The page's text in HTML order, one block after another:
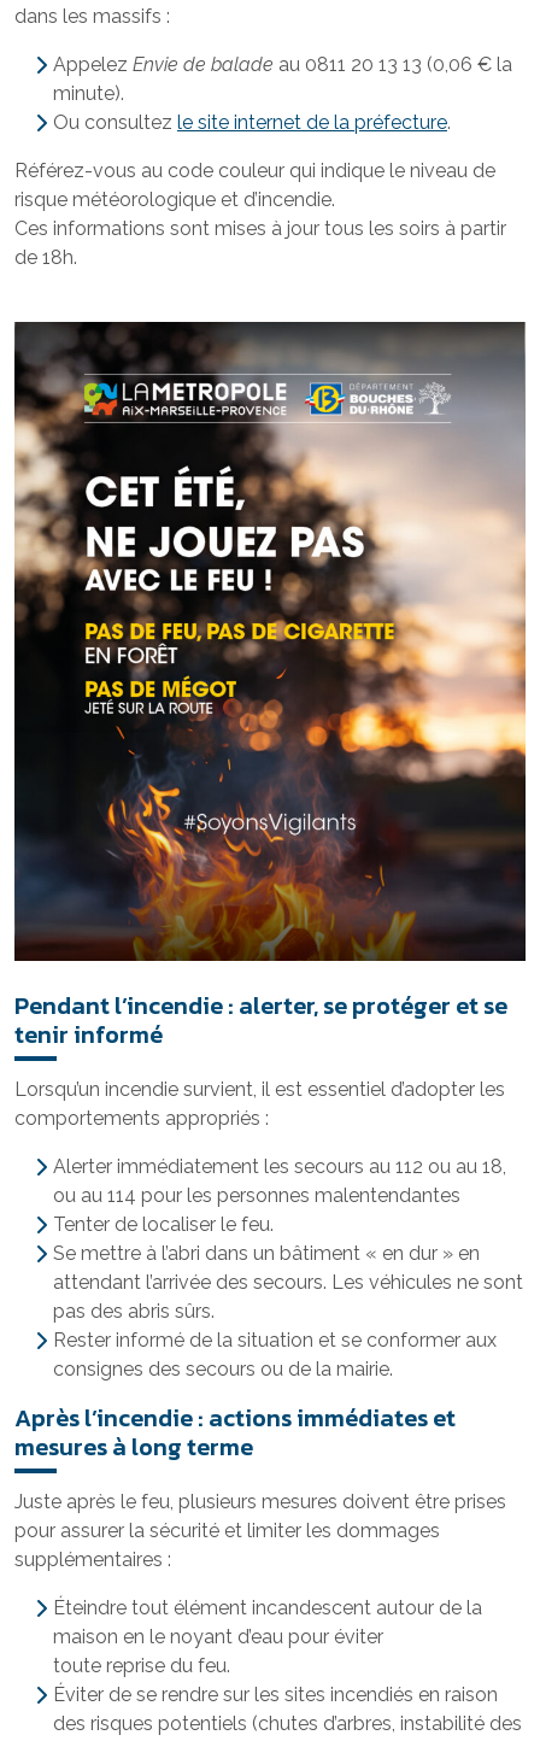
dans les massifs :
Appelez Envie de balade au 0811 20 13 13 (0,06 € la
minute).
Ou consultez le site internet de la préfecture.
Référez-vous au code couleur qui indique le niveau de
risque météorologique et d’incendie.
Ces informations sont mises à jour tous les soirs à partir
de 18h.
Pendant l’incendie : alerter, se protéger et se
tenir informé
Lorsqu’un incendie survient, il est essentiel d’adopter les
comportements appropriés :
Alerter immédiatement les secours au 112 ou au 18,
ou au 114 pour les personnes malentendantes
Tenter de localiser le feu.
Se mettre à l’abri dans un bâtiment « en dur » en
attendant l’arrivée des secours. Les véhicules ne sont
pas des abris sûrs.
Rester informé de la situation et se conformer aux
consignes des secours ou de la mairie.
Après l’incendie : actions immédiates et
mesures à long terme
Juste après le feu, plusieurs mesures doivent être prises
pour assurer la sécurité et limiter les dommages
supplémentaires :
Éteindre tout élément incandescent autour de la
maison en le noyant d’eau pour éviter
toute reprise du feu.
Éviter de se rendre sur les sites incendiés en raison
des risques potentiels (chutes d’arbres, instabilité des